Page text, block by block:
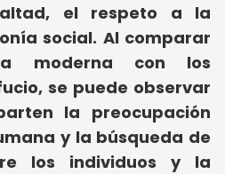
el respeto a la
social. Al comparar
moderna con los
se puede observar
la preocupación
y la búsqueda de
los individuos y la